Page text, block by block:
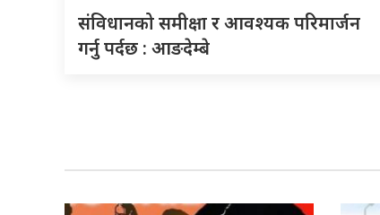
संविधानको समीक्षा र आवश्यक परिमार्जन
गर्नु पर्दछ : आङदेम्बे